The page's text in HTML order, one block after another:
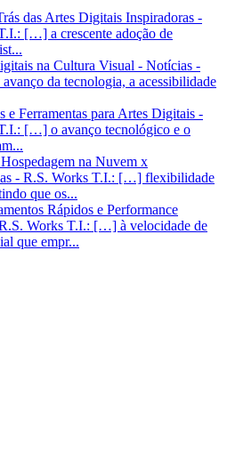
das Artes Digitais Inspiradoras -
[…] a crescente adoção de
na Cultura Visual - Notícias -
da tecnologia, a acessibilidade
e Ferramentas para Artes Digitais -
[…] o avanço tecnológico e o
na Nuvem x
- R.S. Works T.I.: […] flexibilidade
que os...
Rápidos e Performance
Works T.I.: […] à velocidade de
que empr...